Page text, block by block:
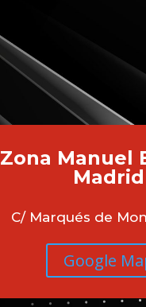
Zona Manuel
Madrid
C/ Marqués de
Google